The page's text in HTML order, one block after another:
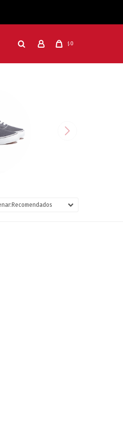
$ 0
Recomendados